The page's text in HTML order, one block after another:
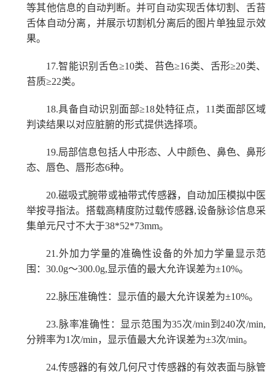
等其他信息的自动判断。并可自动实现舌体切割、舌苔
舌体自动分离，并展示切割机分离后的图片单独显示效
果。
17.智能识别舌色≥10类、苔色≥16类、舌形≥20类、
苔质≥22类。
18.具备自动识别面部≥18处特征点，11类面部区域
判读结果以对应脏腑的形式提供选择项。
19.局部信息包括人中形态、人中颜色、鼻色、鼻形
态、唇色、唇形态6种。
20.磁吸式腕带或袖带式传感器， 自动加压模拟中医
举按寻指法。搭载高精度防过载传感器,设备脉诊信息采
集单元尺寸不大于38*52*73mm。
21.外加力学量的准确性设备的外加力学量 显示范
围： 30.0g～300.0g,显示值的最大允许误差为±10%。
22.脉压准确性：显示值的最大允许误差为±10%。
23.脉率准确性：显示范围为35次/min到240次/min,
分辨率为1次/min，显示值最大允许误差为±3次/min。
24.传感器的有效几何尺寸传感器的有效表面与脉管